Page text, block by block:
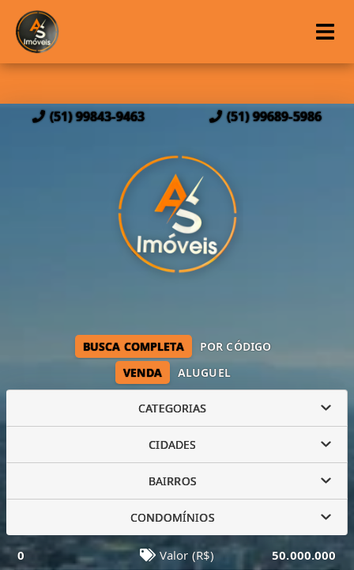
(51) 99843-9463 (51) 99689-5986
VENDA ALUGUEL
BUSCA COMPLETA POR CÓDIGO
CATEGORIAS
CIDADES
BAIRROS
CONDOMÍNIOS
0 Valor (R$) 50.000.000